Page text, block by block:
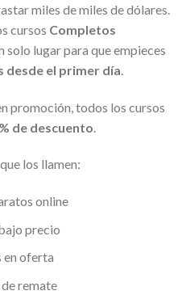
miles de miles de dólares.
cursos Completos
solo lugar para que empieces
desde el primer día.
promoción, todos los cursos
de descuento
los llamen:
online
precio
en oferta
remate